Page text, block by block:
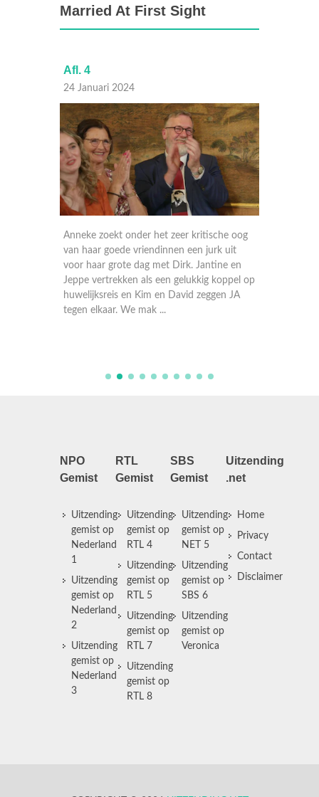
Married At First Sight
Afl. 4
24 Januari 2024
Anneke zoekt onder het zeer kritische oog
van haar goede vriendinnen een jurk uit
voor haar grote dag met Dirk. Jantine en
Jeppe vertrekken als een gelukkig koppel op
huwelijksreis en Kim en David zeggen JA
tegen elkaar. We mak ...
NPO
Gemist
Uitzending
gemist op
Nederland
1
Uitzending
gemist op
Nederland
2
Uitzending
gemist op
Nederland
3
RTL
Gemist
Uitzending
gemist op
RTL 4
Uitzending
gemist op
RTL 5
Uitzending
gemist op
RTL 7
Uitzending
gemist op
RTL 8
SBS
Gemist
Uitzending
gemist op
NET 5
Uitzending
gemist op
SBS 6
Uitzending
gemist op
Veronica
Uitzending
.net
Home
Privacy
Contact
Disclaimer